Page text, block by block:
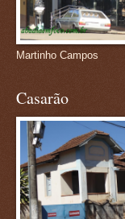
Martinho Campos
Casarão